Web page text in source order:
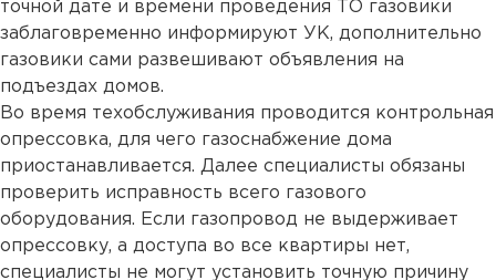
точной дате и времени проведения ТО газовики
заблаговременно информируют УК, дополнительно
газовики сами развешивают объявления на
подъездах домов.
Во время техобслуживания проводится контрольная
опрессовка, для чего газоснабжение дома
приостанавливается. Далее специалисты обязаны
проверить исправность всего газового
оборудования. Если газопровод не выдерживает
опрессовку, а доступа во все квартиры нет,
специалисты не могут установить точную причину